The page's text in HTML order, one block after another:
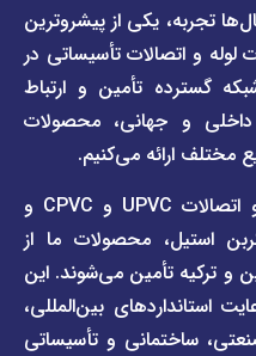
از پیشروترین
تأسیساتی در
و ارتباط
محصولات
می‌کنیم.
به‌عنوان واردکننده مستقیم لوله و اتصالات UPVC و CPVC و
محصولات ما از
می‌شوند. این
بین‌المللی،
و تأسیساتی
دسترسی
سریع
صفحه
لیست
قیمت
صفحه
برند
پیمتاش
صفحه
برند
فاراب
دسترسی
سریع
درباره
ما
قوانین
و
مقررات
وبلاگ
خبری